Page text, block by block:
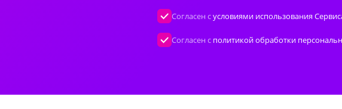
Согласен сусловиями использования
Согласен с политикой обработки